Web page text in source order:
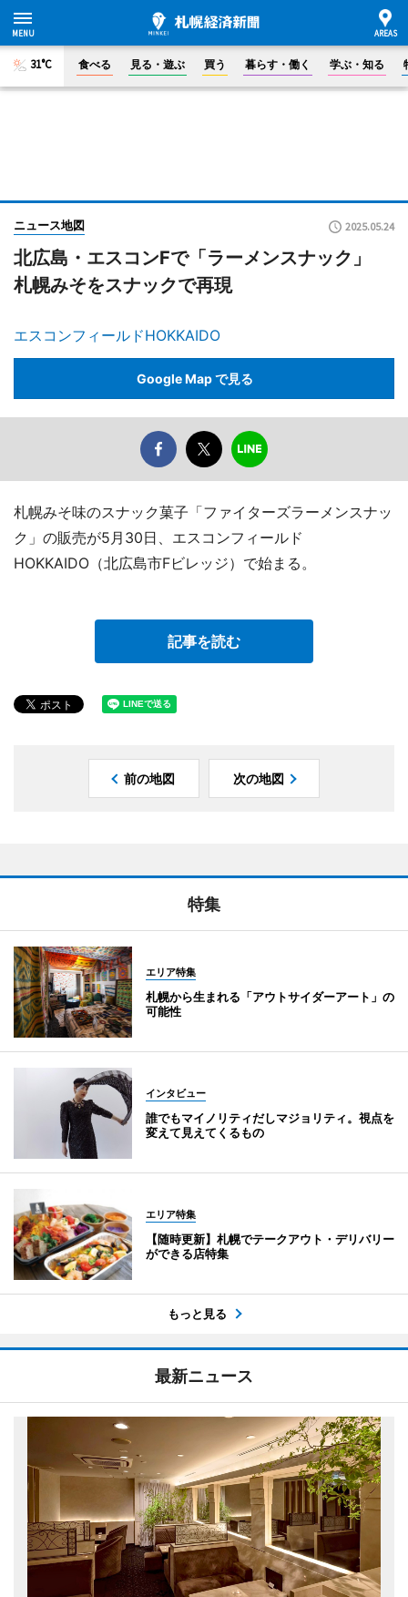
31°C 食べる 見る・遊ぶ 買う 暮らす・働く 学ぶ・知る
ニュース地図 2025.05.24
北広島・エスコンFで「ラーメンスナック」
札幌みそをスナックで再現
エスコンフィールドHOKKAIDO
Google Map で見る
札幌みそ味のスナック菓子「ファイターズラーメンスナッ
ク」の販売が5月30日、エスコンフィールド
HOKKAIDO（北広島市Fビレッジ）で始まる。
記事を読む
前の地図 次の地図
特集
エリア特集
札幌から生まれる「アウトサイダーアート」の
可能性
インタビュー
誰でもマイノリティだしマジョリティ。視点を
変えて見えてくるもの
エリア特集
【随時更新】札幌でテークアウト・デリバリー
ができる店特集
もっと見る
最新ニュース